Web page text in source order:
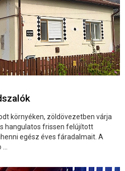
környéken, zöldövezetben várja
hangulatos frissen felújított
egész éves fáradalmait. A